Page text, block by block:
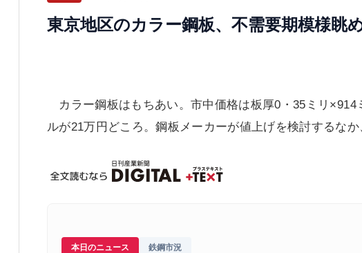
東京地区のカラー鋼板、不需要期模様眺
カラー鋼板はもちあい。市中価格は板厚0・35ミリ×914
ルが21万円どころ。鋼板メーカーが値上げを検討するなか
本日のニュース 鉄鋼市況